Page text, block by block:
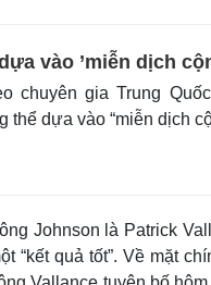
vào ’miễn dịch
chuyên gia Trung
thể dựa vào “miễn dịch
Johnson là Patrick
“kết quả tốt”. Về mặt